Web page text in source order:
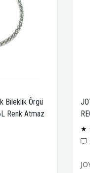
Bileklik Örgü
Renk Atmaz
★